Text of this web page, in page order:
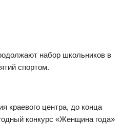
набор школьников в
спортом.
краевого центра, до конца
конкурс «Женщина года»